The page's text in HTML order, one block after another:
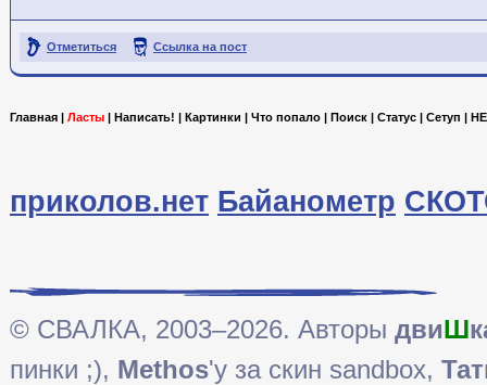
Отметиться Ссылка на пост
Главная | Ласты | Написать! | Картинки | Что попало | Поиск | Статус | Сетуп |
приколов.нет Байанометр
© СВАЛКА, 2003–2026. Авторы двиШ
пинки ;), Methos'у за скин sandbox,